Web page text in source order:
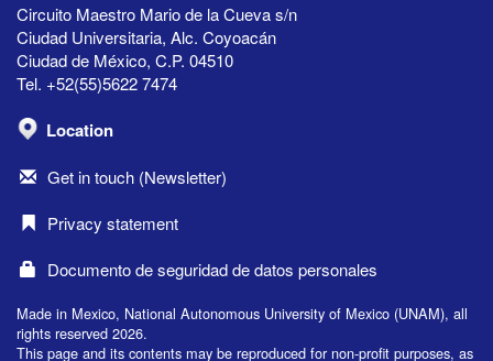
Circuito Maestro Mario de la Cueva s/n
Ciudad Universitaria, Alc. Coyoacán
Ciudad de México, C.P. 04510
Tel. +52(55)5622 7474
Location
Get in touch (Newsletter)
Privacy statement
Documento de seguridad de datos personales
Made in Mexico, National Autonomous University of Mexico (UNAM), all
rights reserved 2026.
This page and its contents may be reproduced for non-profit purposes, as